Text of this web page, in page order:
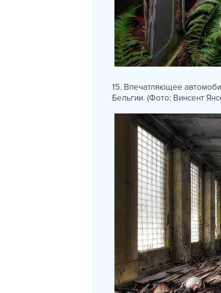
15. Впечатляющее
Бельгии. (Фото: Винсент